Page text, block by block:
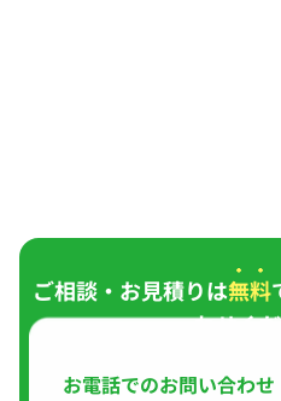
ご相談・お見積りは無料
わせく
お電話でのお問い合わせ